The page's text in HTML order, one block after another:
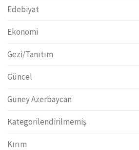
Edebiyat
Ekonomi
Gezi/Tanıtım
Güncel
Güney Azerbaycan
Kategorilendirilmemiş
Kırım